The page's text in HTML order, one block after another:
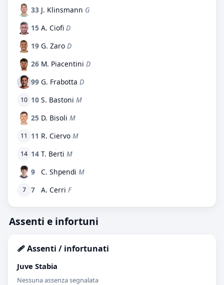
33 J. Klinsmann G
15 A. Ciofi D
19 G. Zaro D
26 M. Piacentini D
99 G. Frabotta D
10 10 S. Bastoni M
25 D. Bisoli M
11 11 R. Ciervo M
14 14 T. Berti M
9
C. Shpendi M
7 7 A. Cerri F
Assenti e infortuni
🩹 Assenti / infortunati
Juve Stabia
Nessuna assenza segnalata